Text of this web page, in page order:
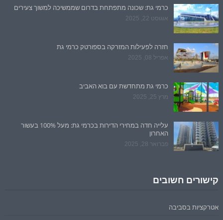
כרמי גת: שכונה מתפתחת בדרום שממשיכה למשוך צעירים
אוגוסט 22, 2025
חזרה לפעילות המזרקה בספורטק כרמי גת
אפריל 08, 2025
כרמי גת מתחדשת עם בוא האביב
מרץ 25, 2025
עלייה חדה במחירי הדירות בכרמי גת: מעל 100% בעשור
האחרון
פברואר 28, 2025
קישורים חשובים
אטרקציות בסביבה